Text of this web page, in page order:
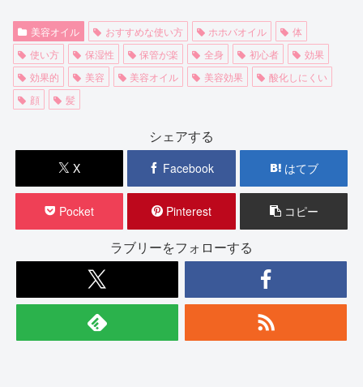
美容オイル おすすめな使い方 ホホバオイル
体
使い方
保湿性 保管が楽 全身 初心者
効果
効果的
美容 美容オイル 美容効果
酸化しにくい
顔
髪
シェアする
X Facebook はてブ
Pocket Pinterest コピー
ラブリーをフォローする